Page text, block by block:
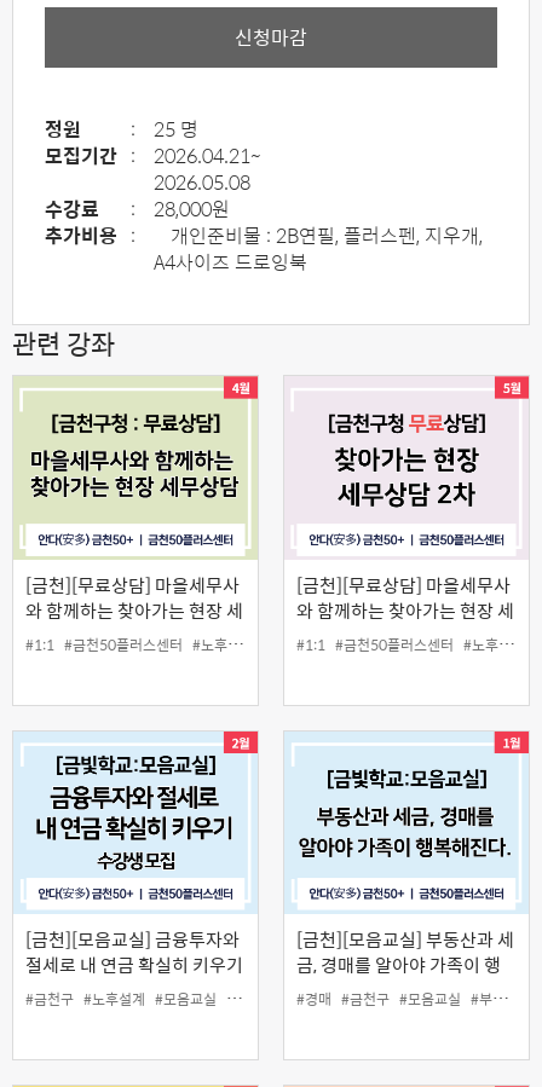
신청마감
정원 :
25 명
모집기간 :
2026.04.21~
2026.05.08
수강료
:
28,000원
추가비용 :
개인준비물 : 2B연필, 플러스펜, 지우개,
A4사이즈 드로잉북
관련 강좌
[금천][무료상담] 마을세무사
와 함께하는 찾아가는 현장 세
무상담
#1:1 #금천50플러스센터 #노후준비 #상담 #세무상담 #중장년
[금천][무료상담] 마을세무사
와 함께하는 찾아가는 현장 세
무상담 2차
#1:1 #금천50플러스센터 #노후준비
[금천][모음교실] 금융투자와
절세로 내 연금 확실히 키우기
#금천구 #노후설계 #모음교실 #연금 #절세
[금천][모음교실] 부동산과 세
금, 경매를 알아야 가족이 행
복해진다
#경매 #금천구 #모음교실 #부동산